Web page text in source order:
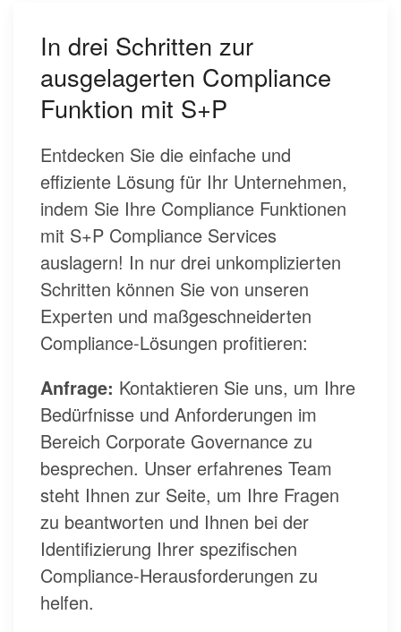
In drei Schritten zur
ausgelagerten Compliance
Funktion mit S+P
Entdecken Sie die einfache und
effiziente Lösung für Ihr Unternehmen,
indem Sie Ihre Compliance Funktionen
mit S+P Compliance Services
auslagern! In nur drei unkomplizierten
Schritten können Sie von unseren
Experten und maßgeschneiderten
Compliance-Lösungen profitieren:
Anfrage: Kontaktieren Sie uns, um Ihre
Bedürfnisse und Anforderungen im
Bereich Corporate Governance zu
besprechen. Unser erfahrenes Team
steht Ihnen zur Seite, um Ihre Fragen
zu beantworten und Ihnen bei der
Identifizierung Ihrer spezifischen
Compliance-Herausforderungen zu
helfen.